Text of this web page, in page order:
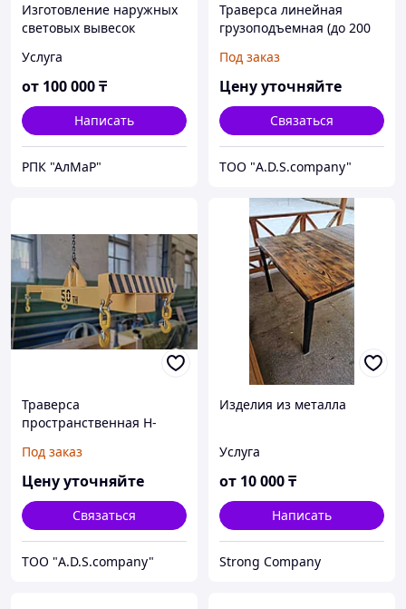
Изготовление наружных
световых вывесок
Услуга
от 100 000₸
Написать
РПК "АлМаР"
Траверса линейная
грузоподъемная (до 200
чертежам Заказчика
Под заказ
Цену уточняйте
Связаться
ТОО "A.D.S.company"
Траверса
пространственная Н-
грузоподъемностью до 50
тонн (производство РК)
Под заказ
Цену уточняйте
Связаться
ТОО "A.D.S.company"
Изделия из металла
Услуга
от 10 000₸
Написать
Strong Company